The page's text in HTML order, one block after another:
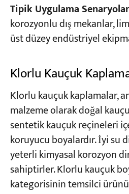
Tipik Uygulama
korozyonlu dış mekanlar,
üst düzey endüstriyel
Klorlu Kauçuk
Klorlu kauçuk kaplamalar,
malzeme olarak doğal
sentetik kauçuk reçineleri
koruyucu boyalardır. İyi su
yeterli kimyasal korozyon
sahiptirler. Klorlu kauçuk
kategorisinin temsilci